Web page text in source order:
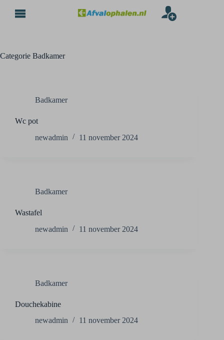
Categorie Badkamer
Badkamer
Wc pot
newadmin
11 november 2024
Badkamer
Wastafel
newadmin
11 november 2024
Badkamer
Douchekabine
newadmin
11 november 2024